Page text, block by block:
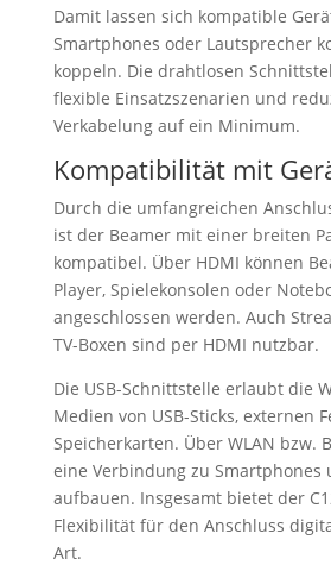
Damit lassen sich kompatible
Smartphones oder Lautsprecher
koppeln. Die drahtlosen
flexible Einsatzszenarien und
Verkabelung auf ein Minimum.
Kompatibilität mit
Durch die umfangreichen
ist der Beamer mit einer breiten
kompatibel. Über HDMI können
Player, Spielekonsolen oder
angeschlossen werden. Auch
TV-Boxen sind per HDMI nutzbar.
Die USB-Schnittstelle erlaubt die
Medien von USB-Sticks, externen
Speicherkarten. Über WLAN bzw.
eine Verbindung zu Smartphones
aufbauen. Insgesamt bietet der
Flexibilität für den Anschluss
Art.